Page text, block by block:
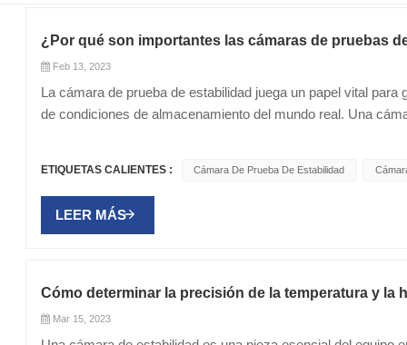
¿Por qué son importantes las cámaras de pruebas
Feb 13, 2023
La cámara de prueba de estabilidad juega un papel vital
de condiciones de almacenamiento del mundo real. Una
calidad aceptables durante el tiempo de almacenamiento
condiciones de temperatura y humedad, y pueden
tiempo. Por lo general, tienen un rango de temperatura de
temperatura controlada de medicamentos, vacunas y otros
eficacia de estos productos a lo largo del tiempo y para
ETIQUETAS CALIENTES : Cámara De Prueba De Estabilidad
LEER MÁS
Cómo determinar la precisión de la temperatura y la
Mar 15, 2023